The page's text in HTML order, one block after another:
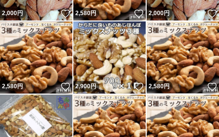
2,000円 いいね！
2,580円 いいね！
2,000円
2,580円 いいね！
2,900円 いいね！
2,580円